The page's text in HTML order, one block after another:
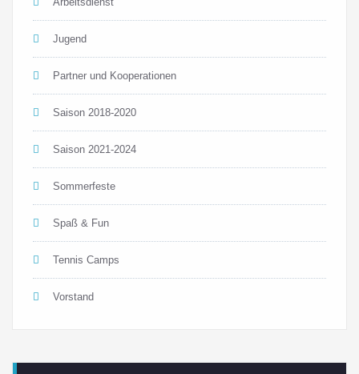
Jugend
Partner und Kooperationen
Saison 2018-2020
Saison 2021-2024
Sommerfeste
Spaß & Fun
Tennis Camps
Vorstand